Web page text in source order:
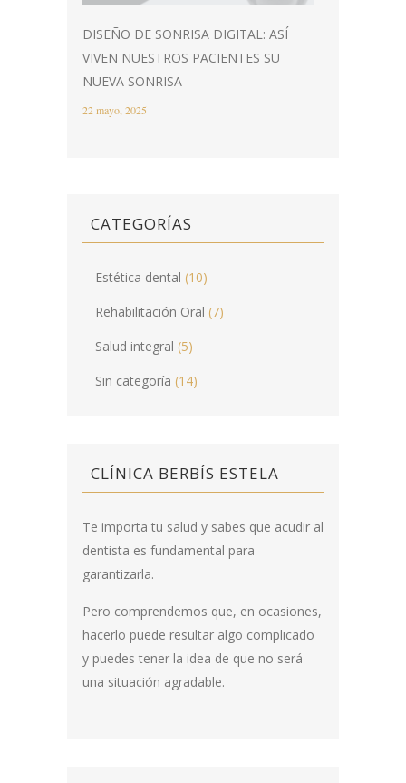
DISEÑO DE SONRISA DIGITAL: ASÍ
VIVEN NUESTROS PACIENTES SU
NUEVA SONRISA
22 mayo, 2025
CATEGORÍAS
Estética dental (10)
Rehabilitación Oral (7)
Salud integral (5)
Sin categoría (14)
CLÍNICA BERBÍS ESTELA
Te importa tu salud y sabes que acudir al
dentista es fundamental para
garantizarla.
Pero comprendemos que, en ocasiones,
hacerlo puede resultar algo complicado
y puedes tener la idea de que no será
una situación agradable.